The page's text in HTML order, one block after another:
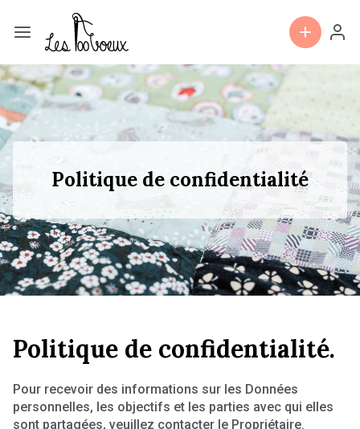
Politique de confidentialité
Politique de confidentialité.
Pour recevoir des informations sur les Données
personnelles, les objectifs et les parties avec qui elles
sont partagées, veuillez contacter le Propriétaire.